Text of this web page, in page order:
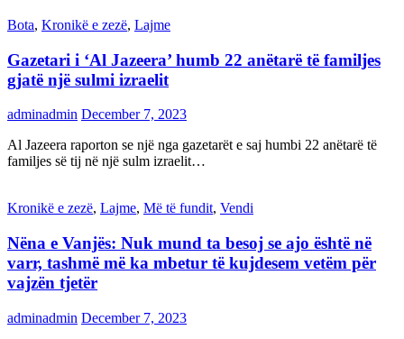
Bota, Kronikë e zezë, Lajme
Gazetari i ‘Al Jazeera’ humb 22 anëtarë të familjes
gjatë një sulmi izraelit
adminadmin December 7, 2023
Al Jazeera raporton se një nga gazetarët e saj humbi 22 anëtarë të
familjes së tij në një sulm izraelit…
Kronikë e zezë, Lajme, Më të fundit, Vendi
Nëna e Vanjës: Nuk mund ta besoj se ajo është në
varr, tashmë më ka mbetur të kujdesem vetëm për
vajzën tjetër
adminadmin December 7, 2023